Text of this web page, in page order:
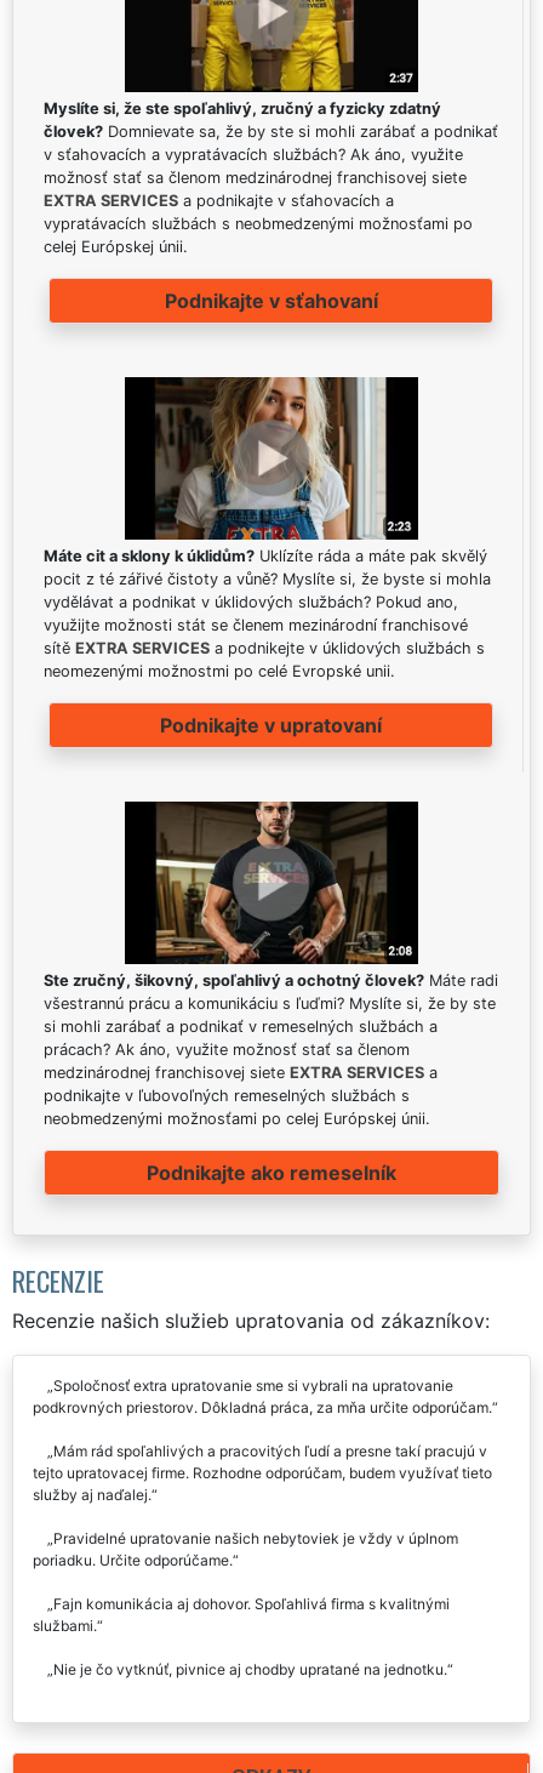
Myslíte si, že ste spoľahlivý, zručný a fyzicky zdatný
človek? Domnievate sa, že by ste si mohli zarábať a podnikať
v sťahovacích a vypratávacích službách? Ak áno, využite
možnosť stať sa členom medzinárodnej franchisovej siete
EXTRA SERVICES a podnikajte v sťahovacích a
vypratávacích službách s neobmedzenými možnosťami po
celej Európskej únii.
Podnikajte v sťahovaní
Máte cit a sklony k úklidům? Uklízíte ráda a máte pak skvělý
pocit z té zářivé čistoty a vůně? Myslíte si, že byste si mohla
vydělávat a podnikat v úklidových službách? Pokud ano,
využijte možnosti stát se členem mezinárodní franchisové
sítě EXTRA SERVICES a podnikejte v úklidových službách s
neomezenými možnostmi po celé Evropské unii.
Podnikajte v upratovaní
Ste zručný, šikovný, spoľahlivý a ochotný človek? Máte radi
všestrannú prácu a komunikáciu s ľuďmi? Myslíte si, že by ste
si mohli zarábať a podnikať v remeselných službách a
prácach? Ak áno, využite možnosť stať sa členom
medzinárodnej franchisovej siete EXTRA SERVICES a
podnikajte v ľubovoľných remeselných službách s
neobmedzenými možnosťami po celej Európskej únii.
Podnikajte ako remeselník
RECENZIE
Recenzie našich služieb upratovania od zákazníkov:
Spoločnosť extra upratovanie sme si vybrali na upratovanie
podkrovných priestorov. Dôkladná práca, za mňa určite odporúčam.
Mám rád spoľahlivých a pracovitých ľudí a presne takí pracujú v
tejto upratovacej firme. Rozhodne odporúčam, budem využívať tieto
služby aj naďalej.
Pravidelné upratovanie našich nebytoviek je vždy v úplnom
poriadku. Určite odporúčame.
Fajn komunikácia aj dohovor. Spoľahlivá firma s kvalitnými
službami.
Nie je čo vytknúť, pivnice aj chodby upratané na jednotku.